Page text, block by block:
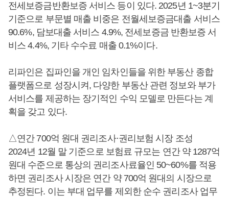
전세보증금반환보증 서비스 등이 있다. 2025년 1~3분기
기준으로 부문별 매출 비중은 전월세보증금대출 서비스
90.6%, 담보대출 서비스 4.9%, 전세보증금 반환보증 서
비스 4.4%, 기타 수수료 매출 0.1%이다.
리파인은 집파인을 개인 임차인들을 위한 부동산 종합
플랫폼으로 성장시켜, 다양한 부동산 관련 정보와 부가
서비스를 제공하는 장기적인 수익 모델로 만든다는 계
획을 갖고 있다.
△연간 700억 원대 권리조사·권리보험 시장 조성
2024년 12월 말 기준으로 보험료 규모는 연간 약 1287억
원대 수준으로 통상의 권리조사료율인 50~60%를 적용
하면 권리조사 시장은 연간 약 700억 원대의 시장으로
추정된다. 이는 부대 업무를 제외한 순수 권리조사 업무